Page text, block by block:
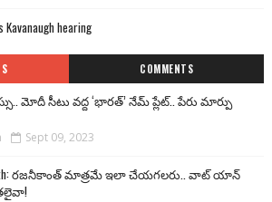
hearing
COMMENTS
మోదీ సీటు వద్ద ‘భారత్’ నేమ్ ప్లేట్‌.. పేరు మార్పు
Sept 09, 2023
రజనీకాంత్ మాత్రమే ఇలా చేయగలరు.. వాట్ యాన్